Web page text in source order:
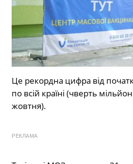
Це рекордна цифра від
по всій країні (чверть
жовтня).
РЕКЛАМА